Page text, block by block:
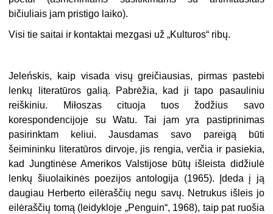
bičiuliais jam pristigo laiko).
Visi tie saitai ir kontaktai mezgasi už „Kulturos“ ribų.
Jeleńskis, kaip visada visų greičiausias, pirmas pastebi
lenkų literatūros galią. Pabrėžia, kad ji tapo pasauliniu
reiškiniu. Miłoszas cituoja tuos žodžius savo
korespondencijoje su Watu. Tai jam yra pastiprinimas
pasirinktam keliui. Jausdamas savo pareigą būti
šeimininku literatūros dirvoje, jis rengia, verčia ir pasiekia,
kad Jungtinėse Amerikos Valstijose būtų išleista didžiulė
lenkų šiuolaikinės poezijos antologija (1965). Įdeda į ją
daugiau Herberto eilėraščių negu savų. Netrukus išleis jo
eilėraščių tomą (leidykloje „Penguin“, 1968), taip pat ruošia